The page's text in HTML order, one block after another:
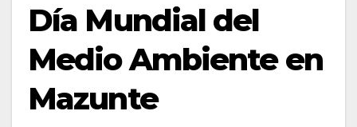
Día Mundial del
Medio Ambiente en
Mazunte